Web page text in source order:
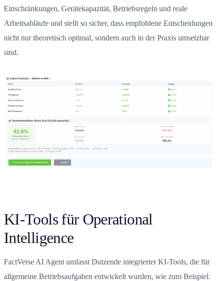
Einschränkungen, Gerätekapazität, Betriebsregeln und reale
Arbeitsabläufe und stellt so sicher, dass empfohlene Entscheidungen
nicht nur theoretisch optimal, sondern auch in der Praxis umsetzbar
sind.
KI-Tools für Operational
Intelligence
FactVerse AI Agent umfasst Dutzende integrierter KI-Tools, die für
allgemeine Betriebsaufgaben entwickelt wurden, wie zum Beispiel: